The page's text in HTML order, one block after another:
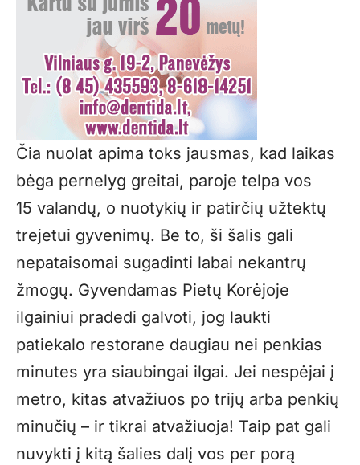
Čia nuolat apima toks jausmas, kad laikas
bėga pernelyg greitai, paroje telpa vos
15 valandų, o nuotykių ir patirčių užtektų
trejetui gyvenimų. Be to, ši šalis gali
nepataisomai sugadinti labai nekantrų
žmogų. Gyvendamas Pietų Korėjoje
ilgainiui pradedi galvoti, jog laukti
patiekalo restorane daugiau nei penkias
minutes yra siaubingai ilgai. Jei nespėjai į
metro, kitas atvažiuos po trijų arba penkių
minučių – ir tikrai atvažiuoja! Taip pat gali
nuvykti į kitą šalies dalį vos per porą